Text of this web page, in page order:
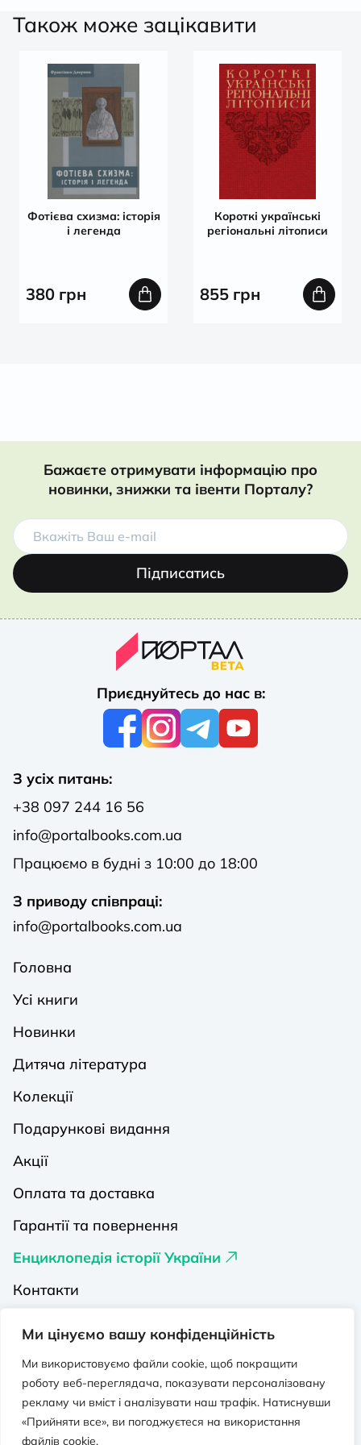
Ми цінуємо вашу конфіденційність
Ми використовуємо файли cookie, щоб покращити
роботу веб-переглядача, показувати персоналізовану
рекламу чи вміст і аналізувати наш трафік. Натиснувши
«Прийняти все», ви погоджуєтеся на використання
файлів cookie.
Також може зацікавити
Фотієва схизма: історія
і легенда
380 грн
Короткі українські
регіональні літописи
855 грн
Бажаєте отримувати інформацію про
новинки, знижки та івенти Порталу?
Підписатись
Приєднуйтесь до нас в:
З усіх питань:
+38 097 244 16 56
info@portalbooks.com.ua
Працюємо в будні з 10:00 до 18:00
З приводу співпраці:
info@portalbooks.com.ua
Головна
Усі книги
Новинки
Дитяча література
Колекції
Подарункові видання
Акції
Оплата та доставка
Гарантії та повернення
Енциклопедія історії України
Контакти
Видавництва на Порталі
Політика конфіденційності
Публічна оферта